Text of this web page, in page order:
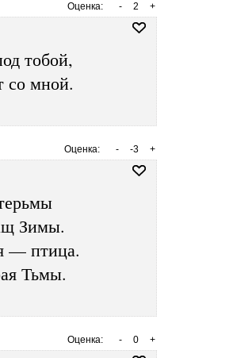
Оценка: +
2
-
тобой,
со мной.
Оценка: +
-3
-
Зимы.
— птица.
Тьмы.
Оценка: +
0
-